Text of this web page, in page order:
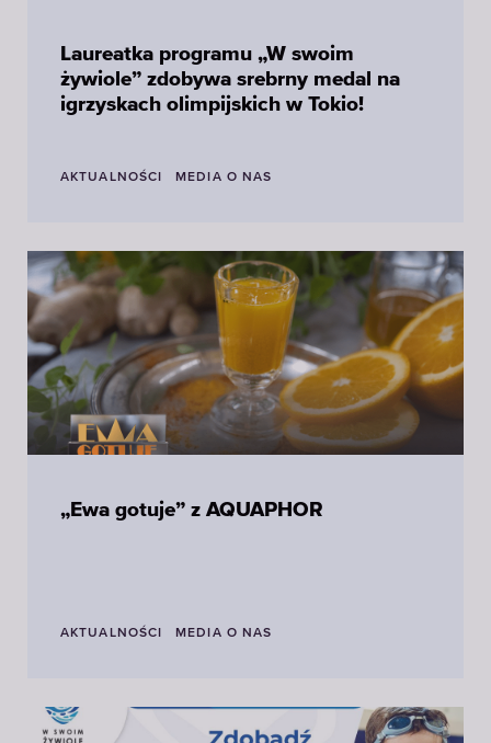
Laureatka programu „W swoim
żywiole” zdobywa srebrny medal na
igrzyskach olimpijskich w Tokio!
AKTUALNOŚCI MEDIA O NAS
„Ewa gotuje” z AQUAPHOR
AKTUALNOŚCI MEDIA O NAS